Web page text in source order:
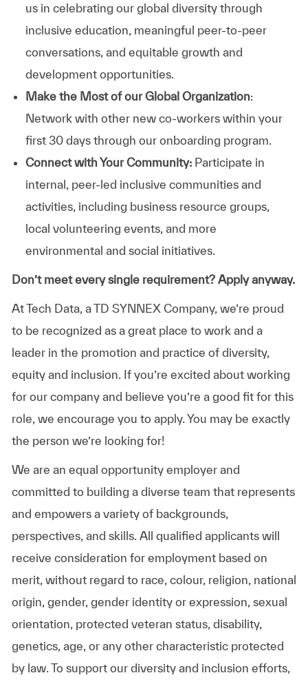
us in celebrating our global diversity through
inclusive education, meaningful peer-to-peer
conversations, and equitable growth and
development opportunities.
Make the Most of our Global Organization:
Network with other new co-workers within your
first 30 days through our onboarding program.
Connect with Your Community:Participate in
internal, peer-led inclusive communities and
activities, including business resource groups,
local volunteering events, and more
environmental and social initiatives.
Don’t meet every single requirement? Apply anyway.
At Tech Data, a TD SYNNEX Company, we’re proud
to be recognized as a great place to work and a
leader in the promotion and practice of diversity,
equity and inclusion. If you’re excited about working
for our company and believe you’re a good fit for this
role, we encourage you to apply. You may be exactly
the person we’re looking for!
We are an equal opportunity employer and
committed to building a diverse team that represents
and empowers a variety of backgrounds,
perspectives, and skills. All qualified applicants will
receive consideration for employment based on
merit, without regard to race, colour, religion, national
origin, gender, gender identity or expression, sexual
orientation, protected veteran status, disability,
genetics, age, or any other characteristic protected
by law. To support our diversity and inclusion efforts,